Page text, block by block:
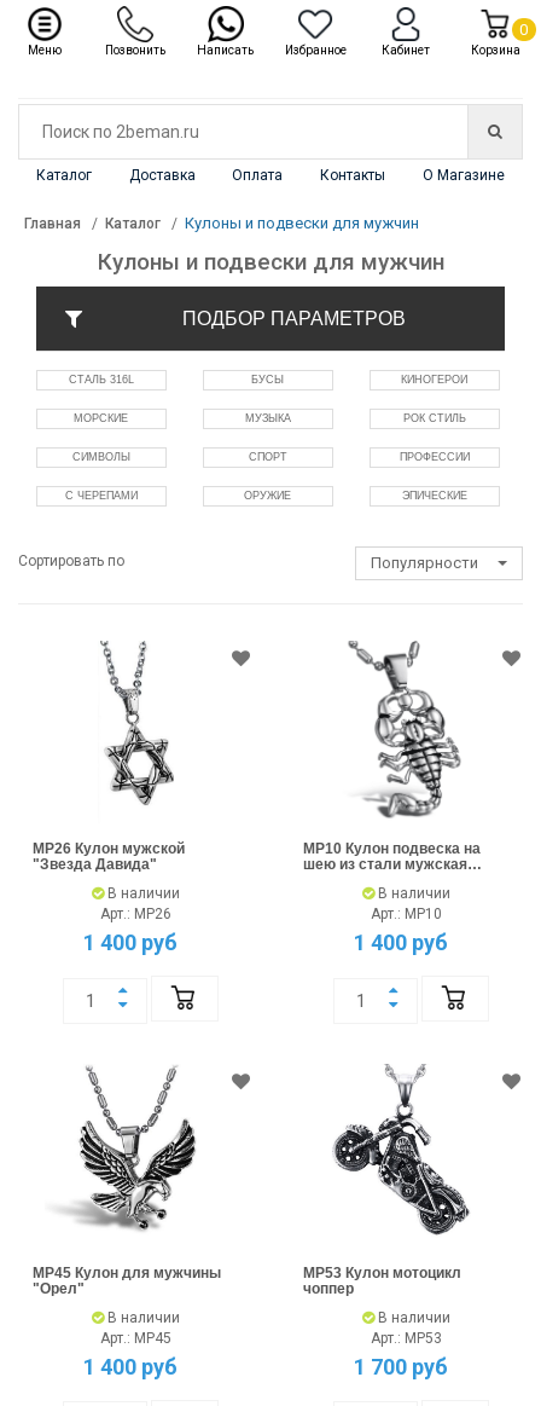
Каталог Доставка Оплата Контакты О Магазине
Каталог ✖
Главная Каталог Кулоны и подвески для мужчин
Кулоны и подвески для мужчин
ПОДБОР ПАРАМЕТРОВ
СТАЛЬ 316L БУСЫ КИНОГЕРОИ
МОРСКИЕ МУЗЫКА РОК СТИЛЬ
СИМВОЛЫ СПОРТ ПРОФЕССИИ
С ЧЕРЕПАМИ ОРУЖИЕ ЭПИЧЕСКИЕ
Сортировать по Популярности
MP26 Кулон мужской
"Звезда Давида"
В наличии
Арт.: MP26
1 400 руб
MP10 Кулон подвеска на
шею из стали мужская
В наличии
Арт.: MP10
1 400 руб
MP45 Кулон для мужчины
"Орел"
В наличии
Арт.: MP45
1 400 руб
MP53 Кулон мотоцикл
чоппер
В наличии
Арт.: MP53
1 700 руб
Меню Позвонить Написать Избранное Кабинет Корзина
0